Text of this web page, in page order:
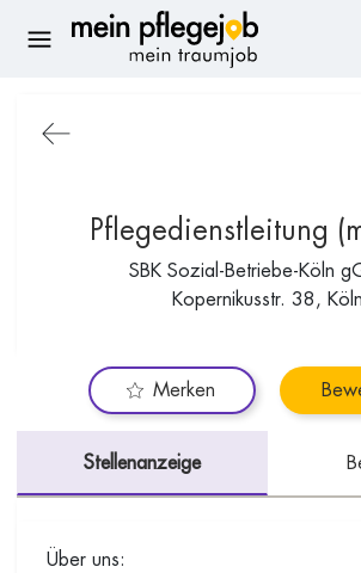
Pflegedienstleitung
SBK Sozial-Betriebe-Köln
Kopernikusstr. 38, Köln
Merken
Stellenanzeige
Über uns: